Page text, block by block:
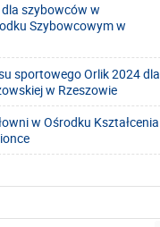
szybowców w
Szybowcowym w
sportowego Orlik 2024 dla
w Rzeszowie
w Ośrodku Kształcenia